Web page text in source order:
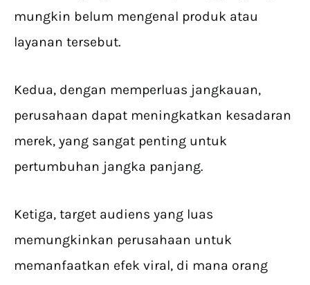
mungkin belum mengenal produk atau
layanan tersebut.
Kedua, dengan memperluas jangkauan,
perusahaan dapat meningkatkan kesadaran
merek, yang sangat penting untuk
pertumbuhan jangka panjang.
Ketiga, target audiens yang luas
memungkinkan perusahaan untuk
memanfaatkan efek viral, di mana orang